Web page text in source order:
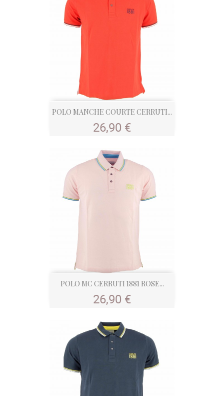
POLO MANCHE COURTE CERRUTI...
Prix
26,90 €
POLO MC CERRUTI 1881 ROSE...
Prix
26,90 €